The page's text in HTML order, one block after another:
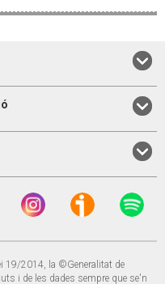
19/2014, la ©Generalitat de
i de les dades sempre que se'n